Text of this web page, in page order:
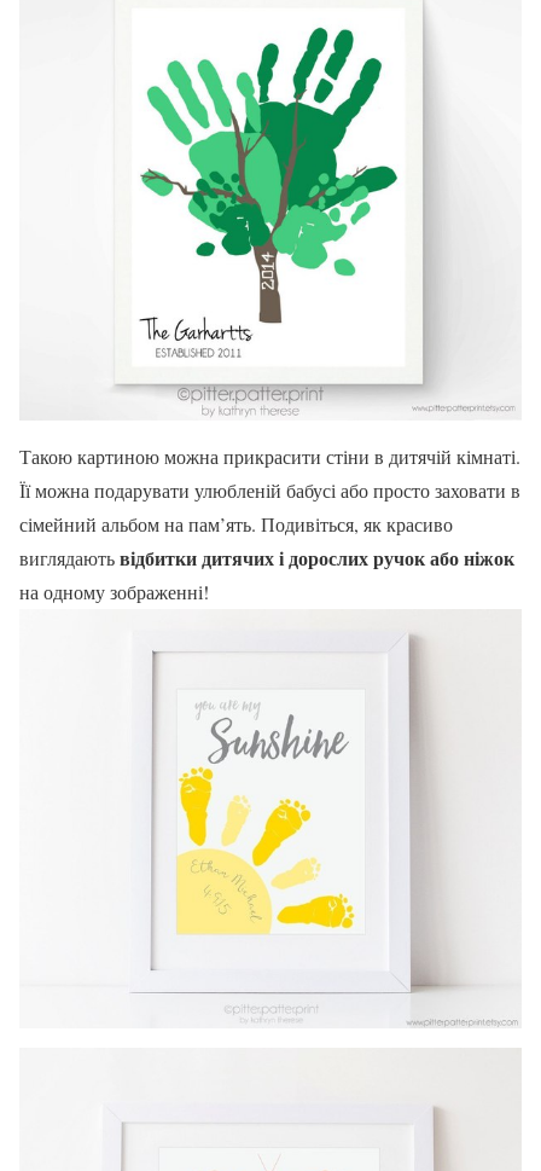
Такою картиною можна прикрасити стіни в дитячій кімнаті.
Її можна подарувати улюбленій бабусі або просто заховати в
сімейний альбом на пам’ять. Подивіться, як красиво
виглядаютьвідбитки дитячих і дорослих ручок або ніжок
на одному зображенні!